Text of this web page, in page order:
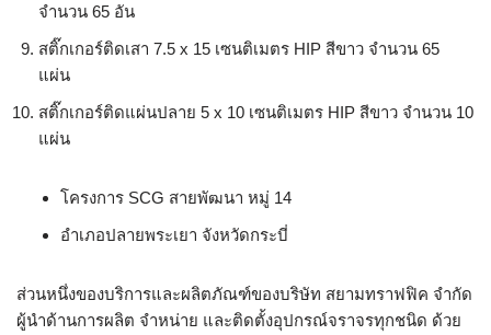
จำนวน 65 อัน
สติ๊กเกอร์ติดเสา 7.5 x 15 เซนติเมตร HIP สีขาว จำนวน 65
แผ่น
สติ๊กเกอร์ติดแผ่นปลาย 5 x 10 เซนติเมตร HIP สีขาว จำนวน 10
แผ่น
โครงการ SCG สายพัฒนา หมู่ 14
อำเภอปลายพระเยา จังหวัดกระบี่
ส่วนหนึ่งของบริการและผลิตภัณฑ์ของบริษัท สยามทราฟฟิค จำกัด
ผู้นำด้านการผลิต จำหน่าย และติดตั้งอุปกรณ์จราจรทุกชนิด ด้วย